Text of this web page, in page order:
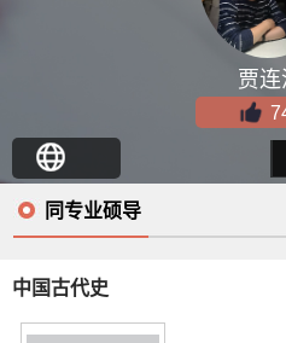
贾
同专业硕导
中国古代史